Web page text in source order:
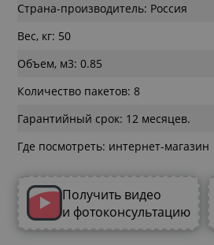
Страна-производитель: Россия
Вес, кг: 50
Объем, м3: 0.85
Количество пакетов: 8
Гарантийный срок: 12 месяцев.
Где посмотреть: интернет-магазин
Получить видео
и фотоконсультацию